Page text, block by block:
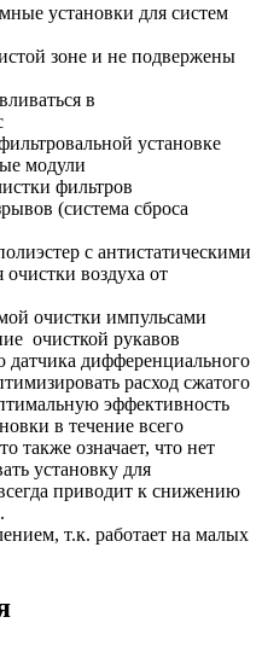
установки для систем
зоне и не подвержены
в
установке
модули
фильтров
(система сброса
с антистатическими
воздуха от
очистки импульсами
очисткой рукавов
датчика дифференциального
расход сжатого
эффективность
в течение всего
также означает, что нет
установку для
приводит к снижению
т.к. работает на малых